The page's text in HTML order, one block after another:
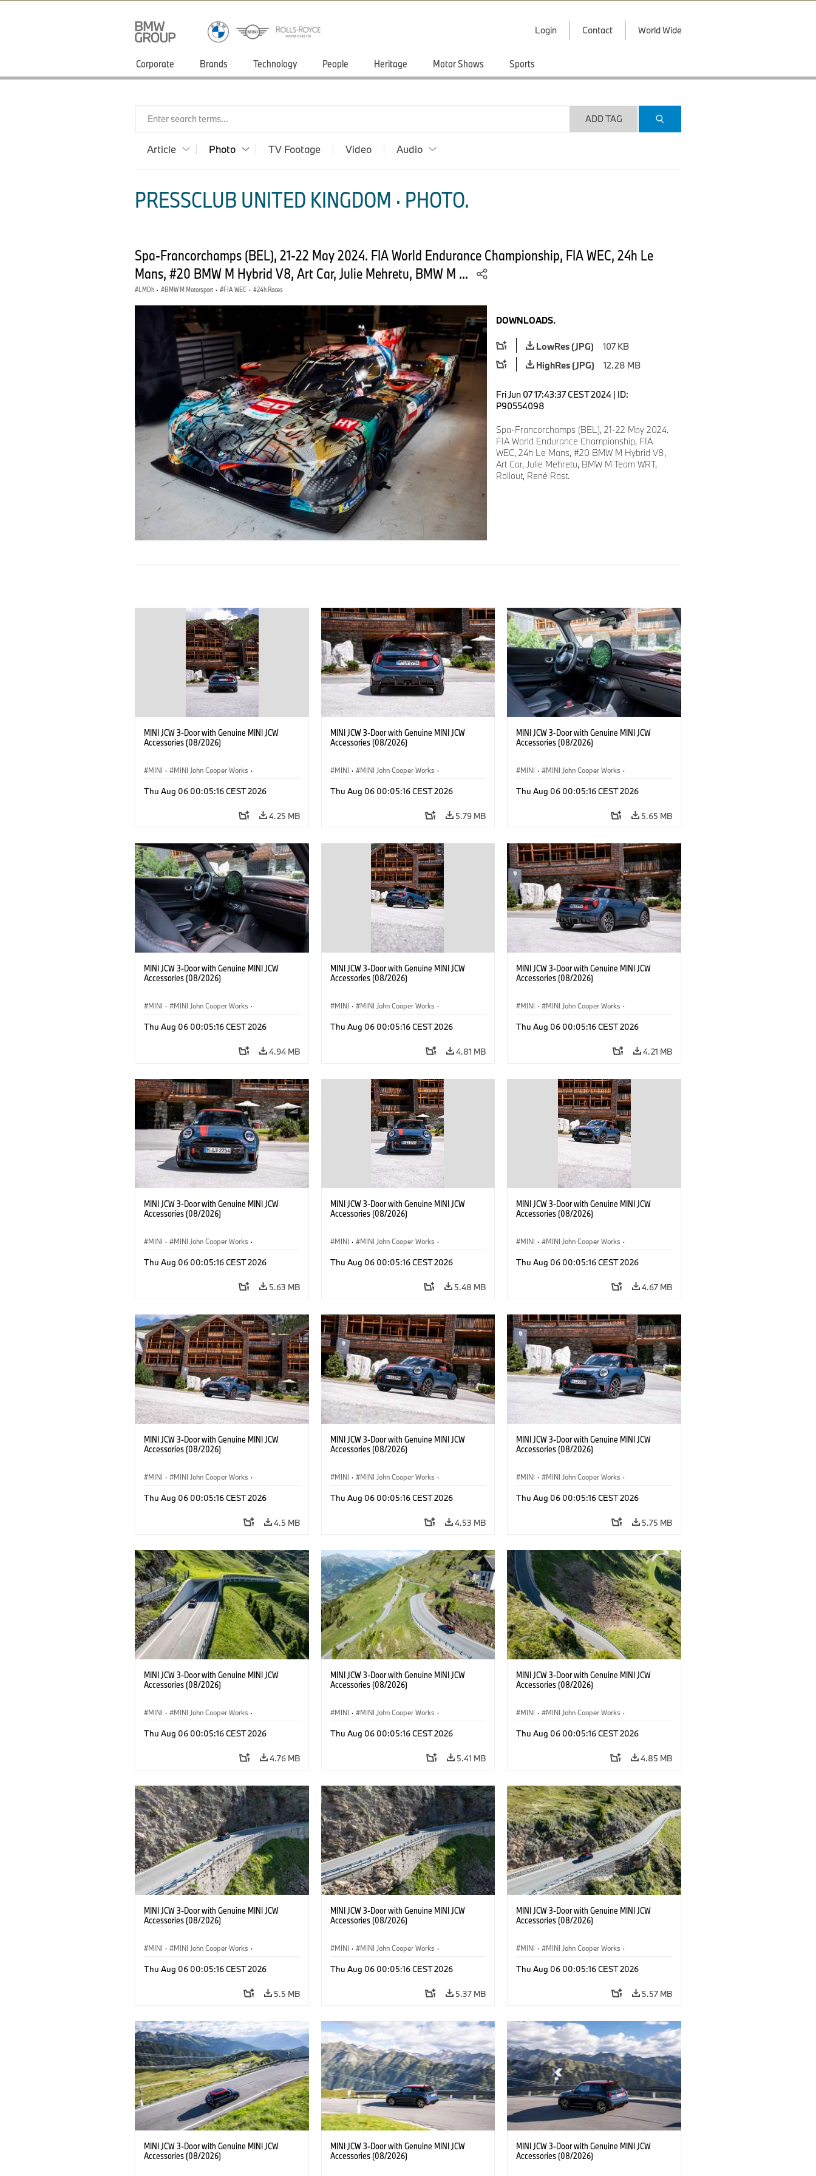
Login Contact World Wide
Corporate Brands Technology People Heritage Motor Shows Sports
Enter search terms... ADD TAG
Article Photo TV Footage Video Audio
PRESSCLUB UNITED KINGDOM · PHOTO.
Spa-Francorchamps (BEL), 21-22 May 2024. FIA World Endurance Championship, FIA WEC, 24h Le
Mans, #20 BMW M Hybrid V8, Art Car, Julie Mehretu, BMW M ...
LMDh · BMW M Motorsport · FIA WEC · 24h Races
DOWNLOADS.
LowRes (JPG)
107 KB
HighRes (JPG)
12.28 MB
Fri Jun 07 17:43:37 CEST 2024 | ID:
P90554098
Spa-Francorchamps (BEL), 21-22 May 2024.
FIA World Endurance Championship, FIA
WEC, 24h Le Mans, #20 BMW M Hybrid V8,
Art Car, Julie Mehretu, BMW M Team WRT,
Rollout, René Rast.
MINI JCW 3-Door with Genuine MINI JCW
Accessories (08/2026)
MINI · MINI John Cooper Works ·
Optional Extras, Accessories
Thu Aug 06 00:05:16 CEST 2026
4.25 MB
MINI JCW 3-Door with Genuine MINI JCW
Accessories (08/2026)
MINI · MINI John Cooper Works ·
Optional Extras, Accessories
Thu Aug 06 00:05:16 CEST 2026
5.79 MB
MINI JCW 3-Door with Genuine MINI JCW
Accessories (08/2026)
MINI · MINI John Cooper Works ·
Optional Extras, Accessories
Thu Aug 06 00:05:16 CEST 2026
5.65 MB
MINI JCW 3-Door with Genuine MINI JCW
Accessories (08/2026)
MINI · MINI John Cooper Works ·
Optional Extras, Accessories
Thu Aug 06 00:05:16 CEST 2026
4.94 MB
MINI JCW 3-Door with Genuine MINI JCW
Accessories (08/2026)
MINI · MINI John Cooper Works ·
Optional Extras, Accessories
Thu Aug 06 00:05:16 CEST 2026
4.81 MB
MINI JCW 3-Door with Genuine MINI JCW
Accessories (08/2026)
MINI · MINI John Cooper Works ·
Optional Extras, Accessories
Thu Aug 06 00:05:16 CEST 2026
4.21 MB
MINI JCW 3-Door with Genuine MINI JCW
Accessories (08/2026)
MINI · MINI John Cooper Works ·
Optional Extras, Accessories
Thu Aug 06 00:05:16 CEST 2026
5.63 MB
MINI JCW 3-Door with Genuine MINI JCW
Accessories (08/2026)
MINI · MINI John Cooper Works ·
Optional Extras, Accessories
Thu Aug 06 00:05:16 CEST 2026
5.48 MB
MINI JCW 3-Door with Genuine MINI JCW
Accessories (08/2026)
MINI · MINI John Cooper Works ·
Optional Extras, Accessories
Thu Aug 06 00:05:16 CEST 2026
4.67 MB
MINI JCW 3-Door with Genuine MINI JCW
Accessories (08/2026)
MINI · MINI John Cooper Works ·
Optional Extras, Accessories
Thu Aug 06 00:05:16 CEST 2026
4.5 MB
MINI JCW 3-Door with Genuine MINI JCW
Accessories (08/2026)
MINI · MINI John Cooper Works ·
Optional Extras, Accessories
Thu Aug 06 00:05:16 CEST 2026
4.53 MB
MINI JCW 3-Door with Genuine MINI JCW
Accessories (08/2026)
MINI · MINI John Cooper Works ·
Optional Extras, Accessories
Thu Aug 06 00:05:16 CEST 2026
5.75 MB
MINI JCW 3-Door with Genuine MINI JCW
Accessories (08/2026)
MINI · MINI John Cooper Works ·
Optional Extras, Accessories
Thu Aug 06 00:05:16 CEST 2026
4.76 MB
MINI JCW 3-Door with Genuine MINI JCW
Accessories (08/2026)
MINI · MINI John Cooper Works ·
Optional Extras, Accessories
Thu Aug 06 00:05:16 CEST 2026
5.41 MB
MINI JCW 3-Door with Genuine MINI JCW
Accessories (08/2026)
MINI · MINI John Cooper Works ·
Optional Extras, Accessories
Thu Aug 06 00:05:16 CEST 2026
4.85 MB
MINI JCW 3-Door with Genuine MINI JCW
Accessories (08/2026)
MINI · MINI John Cooper Works ·
Optional Extras, Accessories
Thu Aug 06 00:05:16 CEST 2026
5.5 MB
MINI JCW 3-Door with Genuine MINI JCW
Accessories (08/2026)
MINI · MINI John Cooper Works ·
Optional Extras, Accessories
Thu Aug 06 00:05:16 CEST 2026
5.37 MB
MINI JCW 3-Door with Genuine MINI JCW
Accessories (08/2026)
MINI · MINI John Cooper Works ·
Optional Extras, Accessories
Thu Aug 06 00:05:16 CEST 2026
5.57 MB
MINI JCW 3-Door with Genuine MINI JCW
Accessories (08/2026)
MINI JCW 3-Door with Genuine MINI JCW
Accessories (08/2026)
MINI JCW 3-Door with Genuine MINI JCW
Accessories (08/2026)